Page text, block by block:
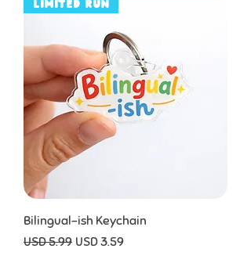
Limited Run
Bilingual-ish Keychain
Precio
USD 5.99 Precio de oferta
USD 3.59